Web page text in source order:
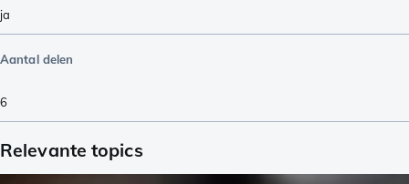
ja
Aantal delen
6
Relevante topics